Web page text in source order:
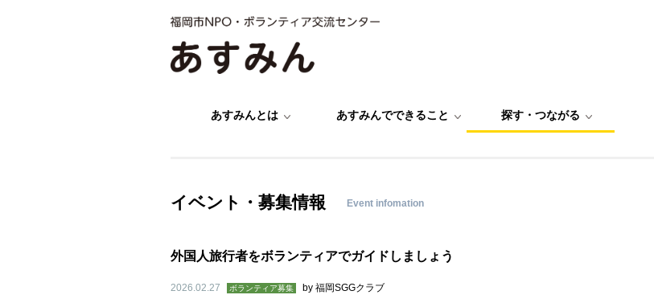
あすみんとは あすみんでできること 探す・つながる
イベント・募集情報 Event infomation
外国人旅行者をボランティアでガイドしましょう
2026.02.27 ボランティア募集 by 福岡SGGクラブ